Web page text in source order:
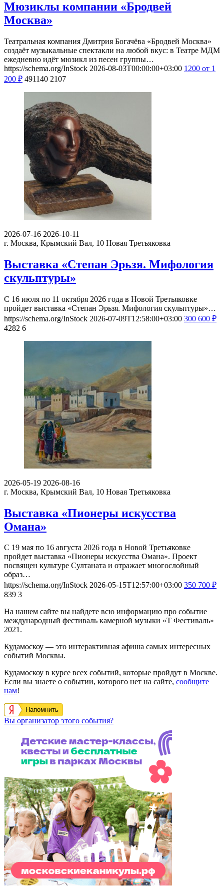
Мюзиклы компании «Бродвей
Москва»
Театральная компания Дмитрия Богачёва «Бродвей Москва»
создаёт музыкальные спектакли на любой вкус: в Театре МДМ
ежедневно идёт мюзикл из песен группы…
https://schema.org/InStock 2026-08-03T00:00:00+03:00 1200 от 1
200 ₽ 491140 2107
2026-07-16 2026-10-11
г. Москва, Крымский Вал, 10 Новая Третьяковка
Выставка «Степан Эрьзя. Мифология
скульптуры»
С 16 июля по 11 октября 2026 года в Новой Третьяковке
пройдет выставка «Степан Эрьзя. Мифология скульптуры»…
https://schema.org/InStock 2026-07-09T12:58:00+03:00 300 600 ₽
4282 6
2026-05-19 2026-08-16
г. Москва, Крымский Вал, 10 Новая Третьяковка
Выставка «Пионеры искусства
Омана»
С 19 мая по 16 августа 2026 года в Новой Третьяковке
пройдет выставка «Пионеры искусства Омана». Проект
посвящен культуре Султаната и отражает многослойный
образ…
https://schema.org/InStock 2026-05-15T12:57:00+03:00 350 700 ₽
839 3
На нашем сайте вы найдете всю информацию про событие
международный фестиваль камерной музыки «Т Фестиваль»
2021.
Кудамоскоу — это интерактивная афиша самых интересных
событий Москвы.
Кудамоскоу в курсе всех событий, которые пройдут в Москве.
Если вы знаете о событии, которого нет на сайте, сообщите
нам!
Напомнить
Вы организатор этого события?